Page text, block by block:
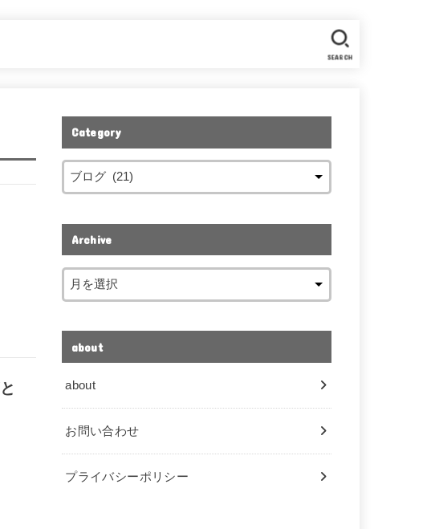
SEARCH
Category
Archive
about
about
お問い合わせ
プライバシーポリシー